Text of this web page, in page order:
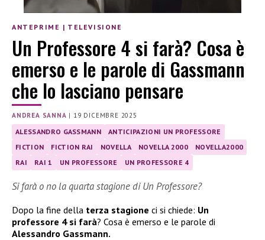
ANTEPRIME | TELEVISIONE
Un Professore 4 si farà? Cosa è
emerso e le parole di Gassmann
che lo lasciano pensare
ANDREA SANNA | 19 DICEMBRE 2025
ALESSANDRO GASSMANN
ANTICIPAZIONI UN PROFESSORE
FICTION
FICTION RAI NOVELLA NOVELLA 2000
NOVELLA2000
RAI
RAI 1 UN PROFESSORE UN PROFESSORE 4
Si farà o no la quarta stagione di Un Professore?
Dopo la fine della terza stagione ci si chiede: Un
professore 4 si farà? Cosa è emerso e le parole di
Alessandro Gassmann.